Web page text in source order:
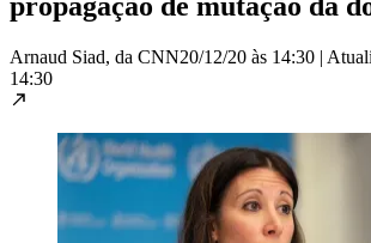
Arnaud Siad, da CNN20/12/20 às 14:30 |
14:30